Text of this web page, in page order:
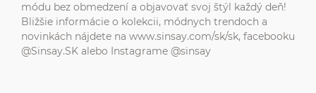
módu bez obmedzení a objavovať svoj štýl každý deň!
Bližšie informácie o kolekcii, módnych trendoch a
novinkách nájdete na www.sinsay.com/sk/sk, facebooku
@Sinsay.SK alebo Instagrame @sinsay